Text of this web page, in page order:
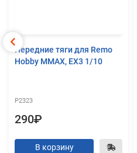
Передние тяги для Remo
Hobby MMAX, EX3 1/10
P2323
290₽
В корзину